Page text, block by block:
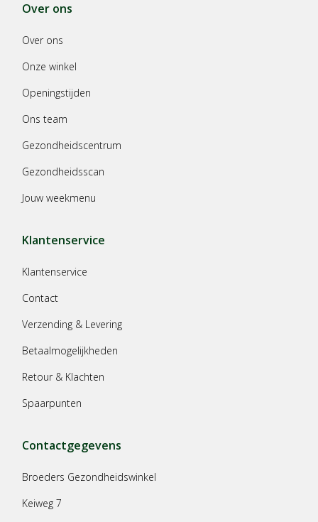
Over ons
Over ons
Onze winkel
Openingstijden
Ons team
Gezondheidscentrum
Gezondheidsscan
Jouw weekmenu
Klantenservice
Klantenservice
Contact
Verzending & Levering
Betaalmogelijkheden
Retour & Klachten
Spaarpunten
Contactgegevens
Broeders Gezondheidswinkel
Keiweg 7